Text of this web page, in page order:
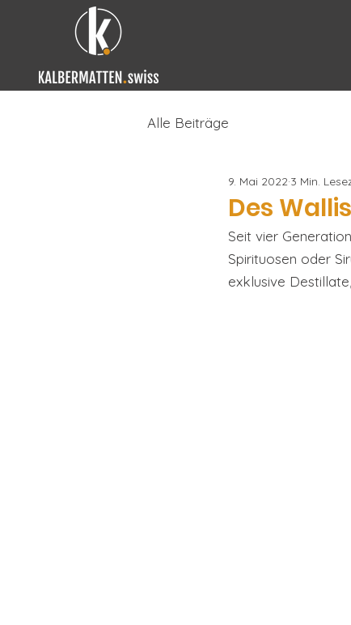
Alle Beiträge
Des
9. Mai 2022 3 Min.
Seit vier
Spirituosen oder
exklusive